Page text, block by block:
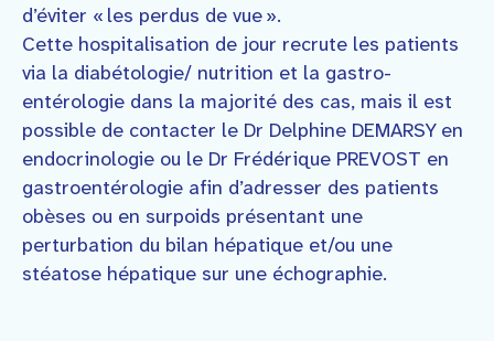
d’éviter « les perdus de vue ».
Cette hospitalisation de jour recrute les patients
via la diabétologie/ nutrition et la gastro-
entérologie dans la majorité des cas, mais il est
possible de contacter le Dr Delphine DEMARSY en
endocrinologie ou le Dr Frédérique PREVOST en
gastroentérologie afin d’adresser des patients
obèses ou en surpoids présentant une
perturbation du bilan hépatique et/ou une
stéatose hépatique sur une échographie.